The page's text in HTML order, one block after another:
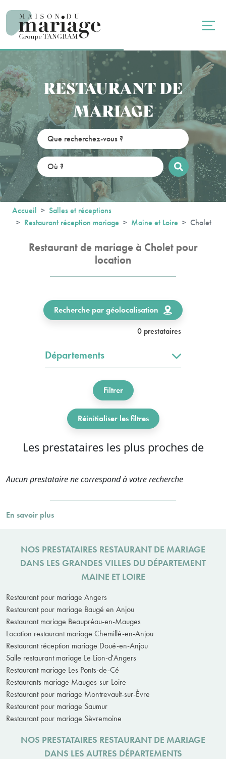
RESTAURANT DE
MARIAGE
Accueil
Salles et réceptions
Restaurant réception mariage
Maine et Loire Cholet
Restaurant de mariage à Cholet pour
location
Recherche par géolocalisation
0 prestataires
Départements
Filtrer
Réinitialiser les filtres
Les prestataires les plus proches de
Aucun prestataire ne correspond à votre recherche
En savoir plus
NOS PRESTATAIRES RESTAURANT DE MARIAGE
DANS LES GRANDES VILLES DU DÉPARTEMENT
MAINE ET LOIRE
Restaurant pour mariage Angers
Restaurant pour mariage Baugé en Anjou
Restaurant mariage Beaupréau-en-Mauges
Location restaurant mariage Chemillé-en-Anjou
Restaurant réception mariage Doué-en-Anjou
Salle restaurant mariage Le Lion-d'Angers
Restaurant mariage Les Ponts-de-Cé
Restaurants mariage Mauges-sur-Loire
Restaurant pour mariage Montrevault-sur-Èvre
Restaurant pour mariage Saumur
Restaurant pour mariage Sèvremoine
NOS PRESTATAIRES RESTAURANT DE MARIAGE
DANS LES AUTRES DÉPARTEMENTS